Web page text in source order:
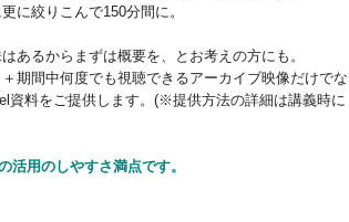
に絞りこんで150分間に。
あるからまずは概要を、とお考えの方にも。
期間中何度でも視聴できるアーカイブ映像だけでな
資料をご提供します。(※提供方法の詳細は講義時に
活用のしやすさ満点です。